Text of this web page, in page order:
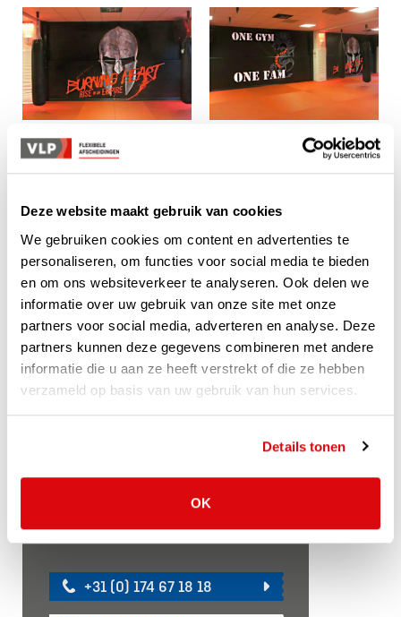
Deze website maakt gebruik van cookies
We gebruiken cookies om content en advertenties te
personaliseren, om functies voor social media te bieden
en om ons websiteverkeer te analyseren. Ook delen we
informatie over uw gebruik van onze site met onze
partners voor social media, adverteren en analyse. Deze
partners kunnen deze gegevens combineren met andere
informatie die u aan ze heeft verstrekt of die ze hebben
verzameld op basis van uw gebruik van hun services.
Details tonen
OK
CONTACT
Benieuwd hoe wij u
kunnen helpen?
adviesgesprek met een van onze
adviseurs.
+31 (0) 174 67 18 18